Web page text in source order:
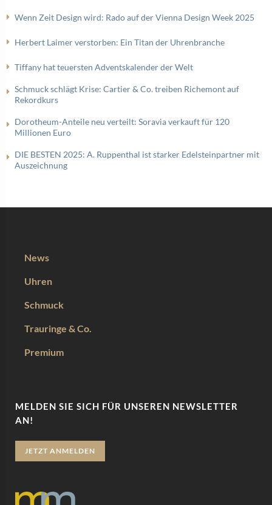
Wenn Zeit Design wird: Rado auf der Vienna Design Week 2025
Herbert Laimer verstorben: Ein Titan der Uhrenbranche
Tiffany hat teuersten Adventskalender der Welt
Schmuck schlägt Krise: Cartier & Co. treiben Richemont auf
Rekordkurs
Dorotheum-Anteile neu verteilt: Soravia verkauft für 120
Millionen Euro
DIE BESTEN 2025: A. Ruppenthal ist starker Edelsteinpartner mit
Auszeichnung
News
Uhren
Schmuck
Trauringe & Co.
Premium
MELDEN SIE SICH FÜR UNSEREN NEWSLETTER
AN!
JETZT ANMELDEN